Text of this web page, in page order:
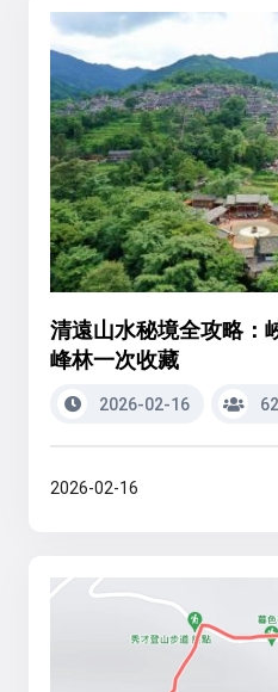
清遠山水秘境全攻略：
峰林一次收藏
2026-02-16
2026-02-16